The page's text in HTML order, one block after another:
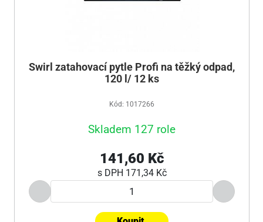
Swirl zatahovací pytle Profi na těžký odpad,
120 l/ 12 ks
Kód: 1017266
Skladem 127 role
141,60 Kč
s DPH 171,34 Kč